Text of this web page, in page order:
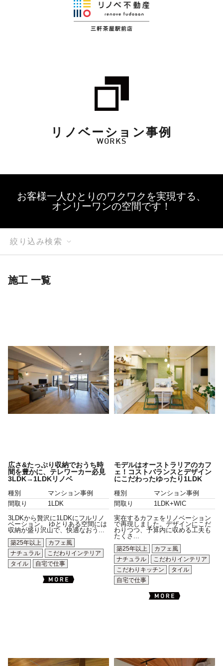
リノベーション事例
WORKS
お客様一人ひとりのワクワクを実現する、
オンリーワンの空間です！
絞り込み検索
施工 一覧
広さ&たっぷり収納でおうち時
間を豊かに、テレワーカー必見
3LDK→1LDKリノベ
種別
マンション事例
間取り
1LDK
3LDKから贅沢に1LDKにフルリノ
ベーション。 ゆとりある空間には
収納が盛り沢山で、快適なおう...
築25年以上
カフェ風
ナチュラル
こだわりインテリア
タイル
自宅で仕事
モデルはオーストラリアのカフ
ェ！コストバランスとデザイン
にこだわったゆったり1LDK
種別
マンション事例
間取り
1LDK+WIC
実在するカフェをリノベーション
で再現しました。デザインにこだ
わりつつ、予算内に収める工夫も
たくさ...
築25年以上
カフェ風
ナチュラル
こだわりインテリア
こだわりキッチン
タイル
自宅で仕事